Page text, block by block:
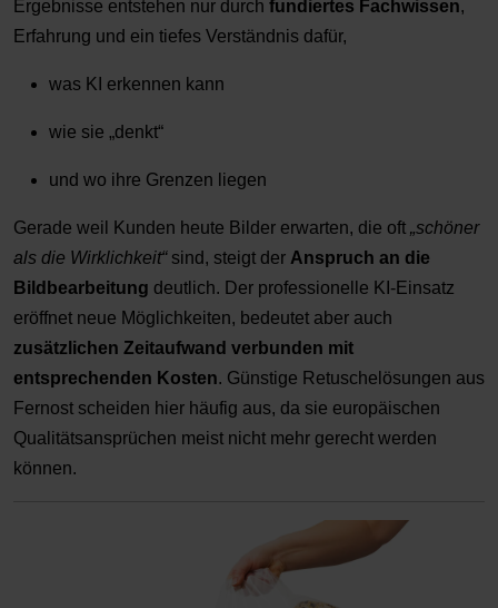
Ergebnisse entstehen nur durch fundiertes Fachwissen,
Erfahrung und ein tiefes Verständnis dafür,
was KI erkennen kann
wie sie „denkt“
und wo ihre Grenzen liegen
Gerade weil Kunden heute Bilder erwarten, die oft „schöner
als die Wirklichkeit“sind, steigt der Anspruch an die
Bildbearbeitung deutlich. Der professionelle KI-Einsatz
eröffnet neue Möglichkeiten, bedeutet aber auch
zusätzlichen Zeitaufwand verbunden mit
entsprechenden Kosten. Günstige Retuschelösungen aus
Fernost scheiden hier häufig aus, da sie europäischen
Qualitätsansprüchen meist nicht mehr gerecht werden
können.